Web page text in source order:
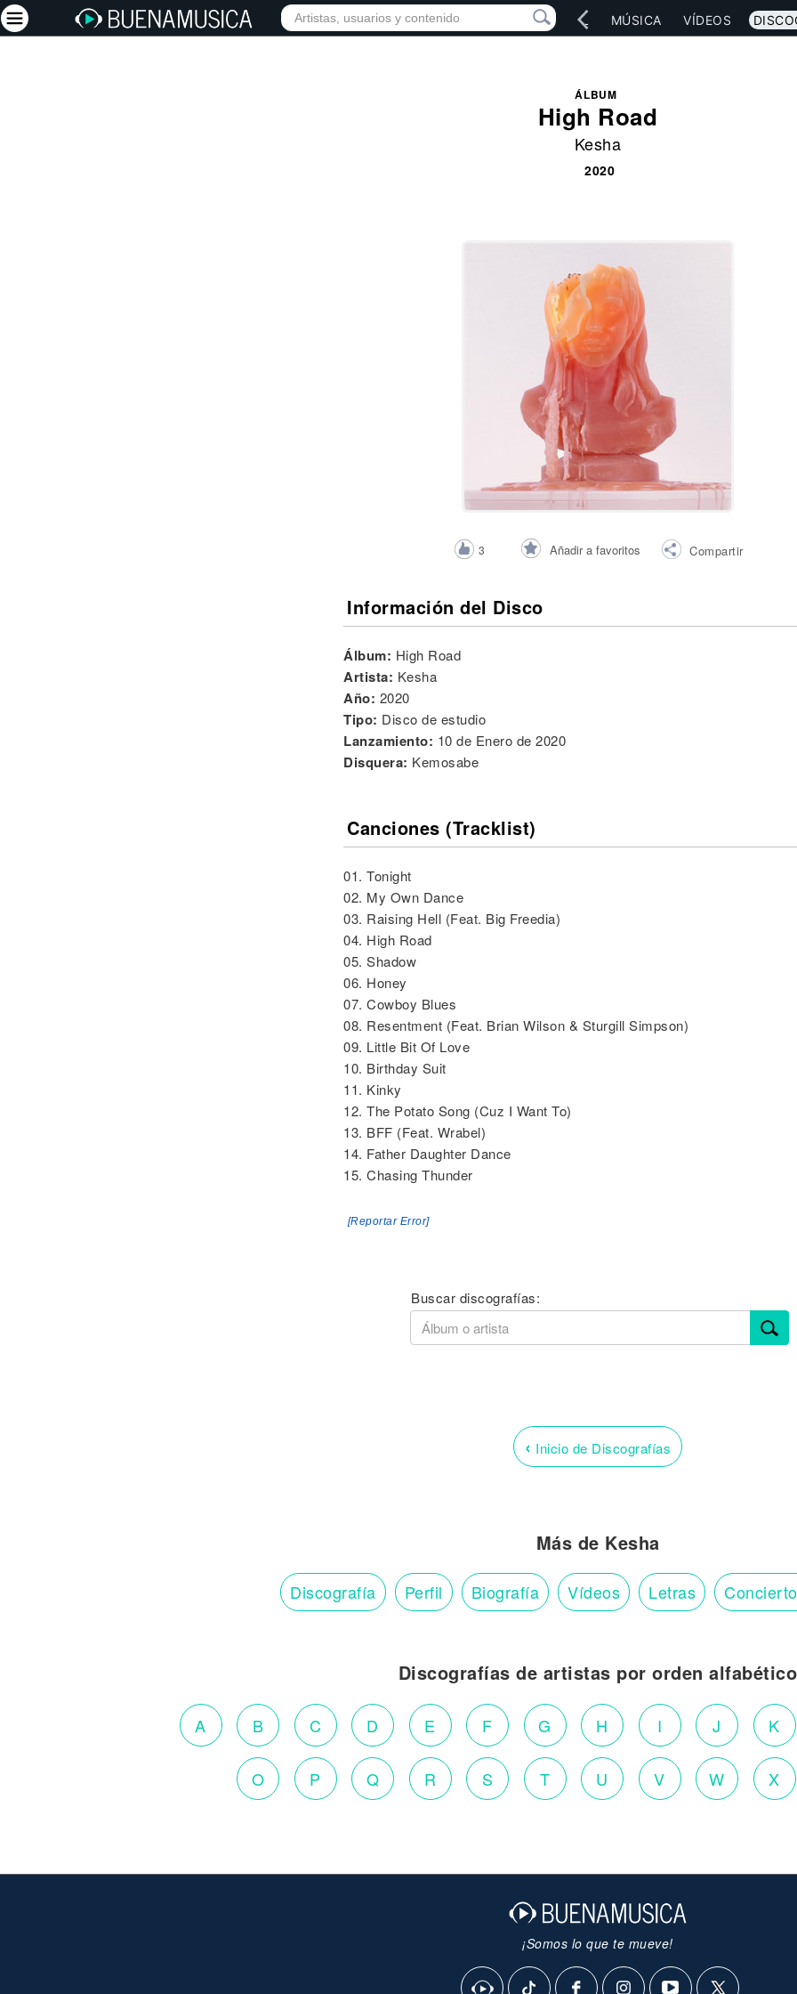
INICIO ARTISTAS RED SOCIAL MÚSICA VÍDEOS
ÁLBUM
High Road
Kesha
2020
3 Añadir a favoritos Compartir
Información del Disco
Álbum: High Road
Artista: Kesha
Año: 2020
Tipo: Disco de estudio
Lanzamiento: 10 de Enero de 2020
Disquera: Kemosabe
Canciones (Tracklist)
01. Tonight
02. My Own Dance
03. Raising Hell (Feat. Big Freedia)
04. High Road
05. Shadow
06. Honey
07. Cowboy Blues
08. Resentment (Feat. Brian Wilson & Sturgill Simpson)
09. Little Bit Of Love
10. Birthday Suit
11. Kinky
12. The Potato Song (Cuz I Want To)
13. BFF (Feat. Wrabel)
14. Father Daughter Dance
15. Chasing Thunder
[Reportar Error]
Buscar discografías:
‹ Inicio de Discografías
Más de Kesha
Discografía Perfil Biografía Vídeos Letras
Discografías de artistas por orden alfabético
A B C D E F G H I J K
O P Q R S T U V W X
¡Somos lo que te mueve!